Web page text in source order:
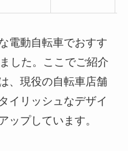
電動自転車でおすす
した。ここでご紹介
、現役の自転車店舗
イリッシュなデザイ
ップしています。